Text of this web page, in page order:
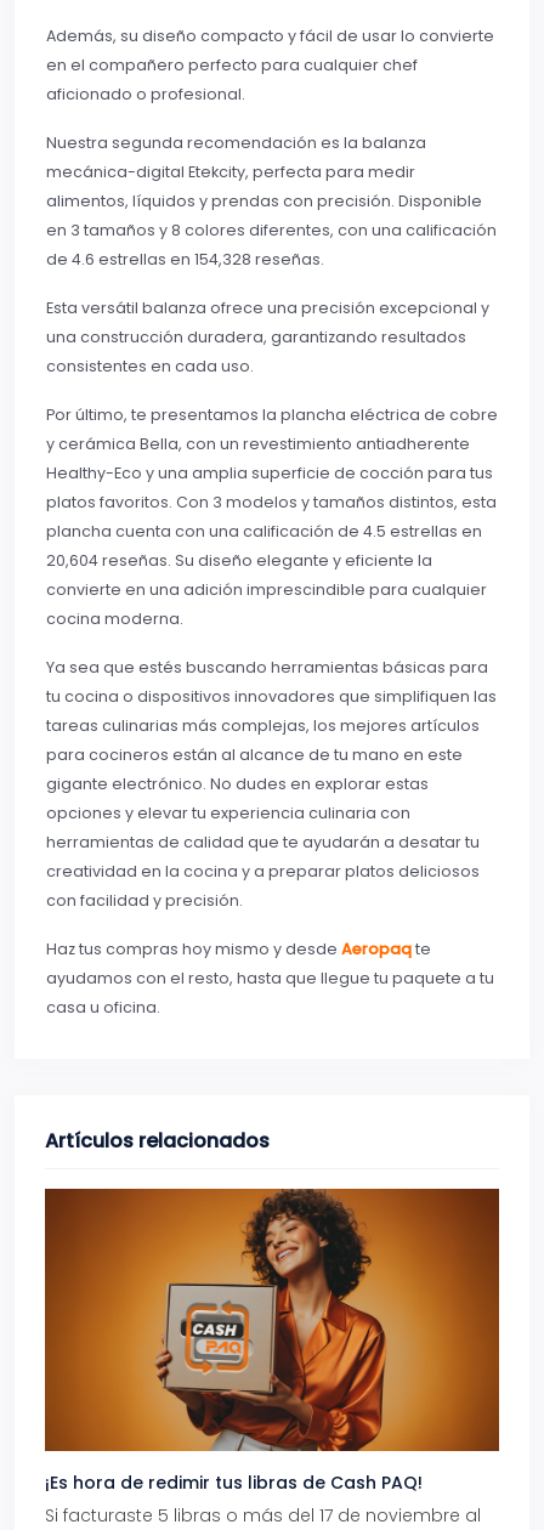
Además, su diseño compacto y fácil de usar lo convierte
en el compañero perfecto para cualquier chef
aficionado o profesional.
Nuestra segunda recomendación es la balanza
mecánica-digital Etekcity, perfecta para medir
alimentos, líquidos y prendas con precisión. Disponible
en 3 tamaños y 8 colores diferentes, con una calificación
de 4.6 estrellas en 154,328 reseñas.
Esta versátil balanza ofrece una precisión excepcional y
una construcción duradera, garantizando resultados
consistentes en cada uso.
Por último, te presentamos la plancha eléctrica de cobre
y cerámica Bella, con un revestimiento antiadherente
Healthy-Eco y una amplia superficie de cocción para tus
platos favoritos. Con 3 modelos y tamaños distintos, esta
plancha cuenta con una calificación de 4.5 estrellas en
20,604 reseñas. Su diseño elegante y eficiente la
convierte en una adición imprescindible para cualquier
cocina moderna.
Ya sea que estés buscando herramientas básicas para
tu cocina o dispositivos innovadores que simplifiquen las
tareas culinarias más complejas, los mejores artículos
para cocineros están al alcance de tu mano en este
gigante electrónico. No dudes en explorar estas
opciones y elevar tu experiencia culinaria con
herramientas de calidad que te ayudarán a desatar tu
creatividad en la cocina y a preparar platos deliciosos
con facilidad y precisión.
Haz tus compras hoy mismo y desde Aeropaqte
ayudamos con el resto, hasta que llegue tu paquete a tu
casa u oficina.
Artículos relacionados
¡Es hora de redimir tus libras de Cash PAQ!
Si facturaste 5 libras o más del 17 de noviembre al